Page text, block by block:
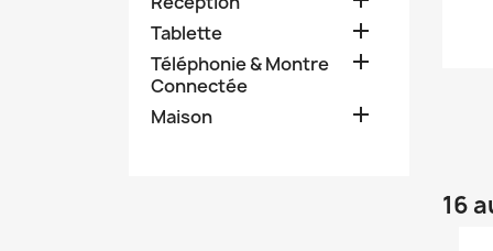
Tablette 
Téléphonie & Montre
Connectée

Maison 
16